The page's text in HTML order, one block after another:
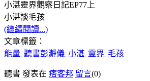
小湛靈界觀察日記EP77 上
小湛談毛孩
(繼續閱讀...)
文章標籤：
能量 聽書彭瀞儀 小湛 靈界 毛孩
聽書 發表在 痞客邦 留言(0)